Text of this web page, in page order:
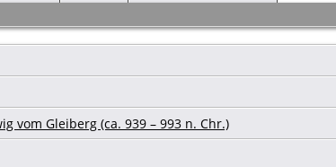
vom Gleiberg (ca. 939 – 993 n. Chr.)